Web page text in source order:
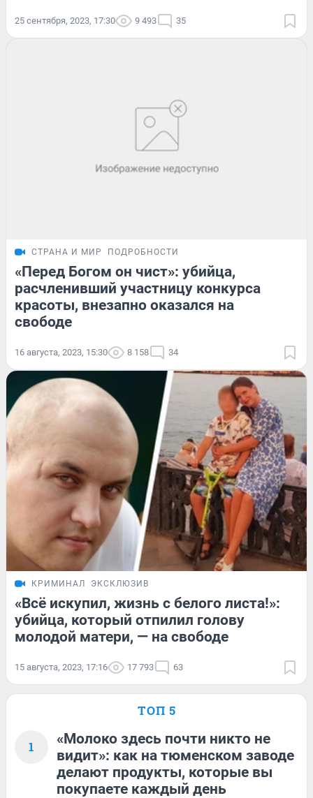
25 сентября, 2023, 17:30 9 493 35
СТРАНА И МИР ПОДРОБНОСТИ
«Перед Богом он чист»: убийца,
расчленивший участницу конкурса
красоты, внезапно оказался на
свободе
16 августа, 2023, 15:30 8 158 34
КРИМИНАЛ ЭКСКЛЮЗИВ
«Всё искупил, жизнь с белого листа!»:
убийца, который отпилил голову
молодой матери, — на свободе
15 августа, 2023, 17:16 17 793 63
ТОП 5
1
«Молоко здесь почти никто не
видит»: как на тюменском заводе
делают продукты, которые вы
покупаете каждый день